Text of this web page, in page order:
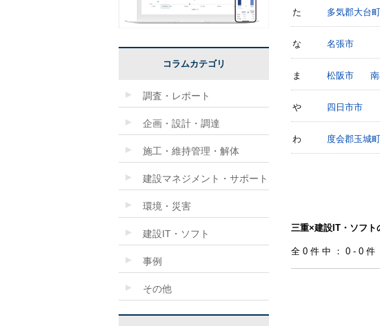
た 多気郡大台町
な 名張市
ま 松阪市
や 四日市市
わ 度会郡玉城町
三重×建設IT・ソフト
全0件中：0-0件
コラムカテゴリ
調査・レポート
企画・設計・調達
施工・維持管理・解体
建設マネジメント・サポート
環境・災害
建設IT・ソフト
事例
その他